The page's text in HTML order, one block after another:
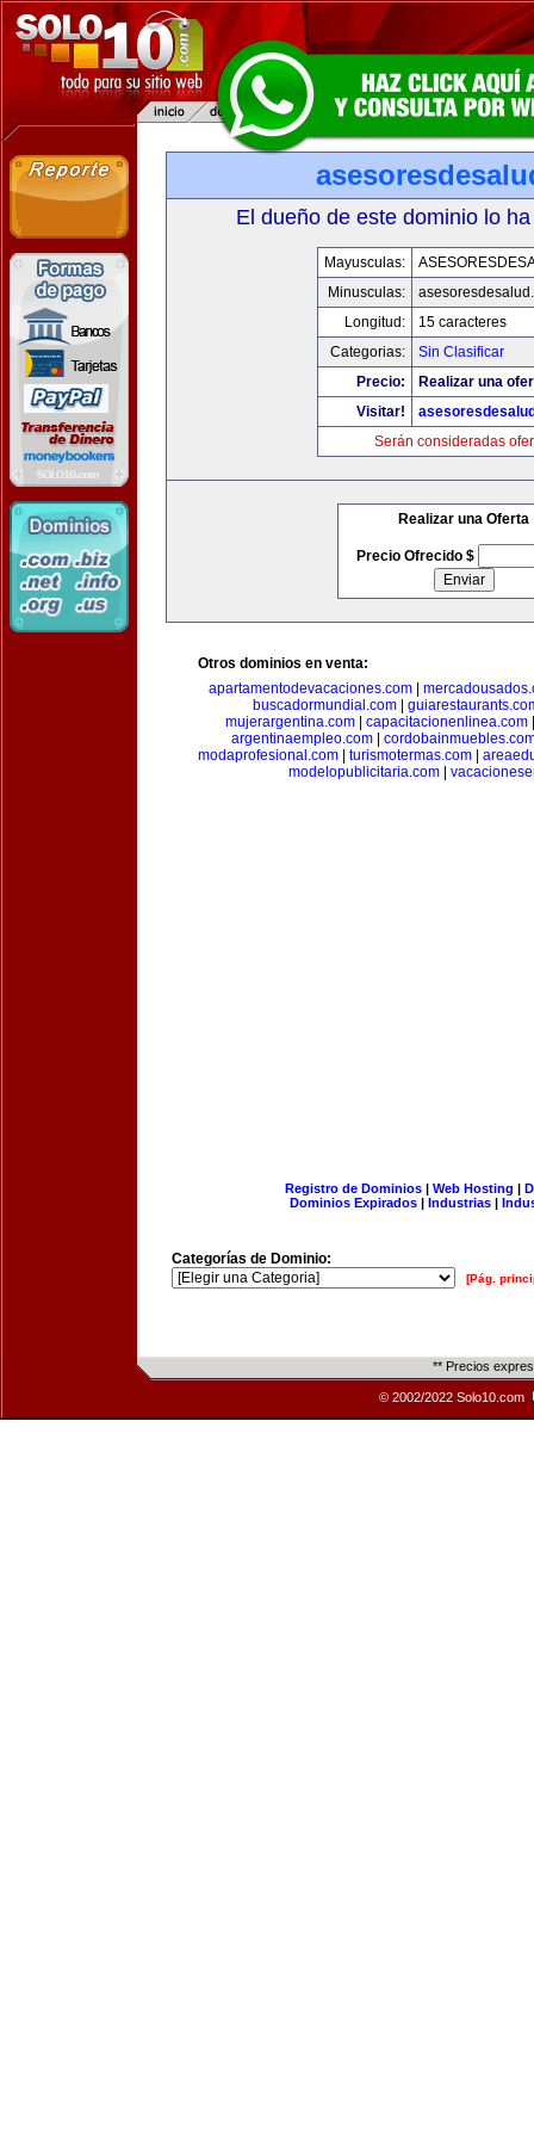
El dueño de este dominio lo
Mayusculas:
Minusculas:
Longitud:
15 caracteres
Categorias:
Sin Clasificar
Precio:
Realizar una
Visitar!
Serán consideradas
Realizar una Oferta
Precio Ofrecido $
Otros dominios en venta:
apartamentodevacaciones.com|
buscadormundial.com|
mujerargentina.com| capacitacionenlinea.com
argentinaempleo.com|
modaprofesional.com
turismotermas.com
modelopublicitaria.com
Registro de Dominios| Web Hosting |
Dominios Expirados | Industrias |
Categorías de Dominio:
[Pág.
** Precios
© 2002/2022 Solo10.com